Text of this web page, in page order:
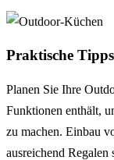
Praktische
Planen Sie Ihre
Funktionen enthält,
zu machen. Einbau
ausreichend